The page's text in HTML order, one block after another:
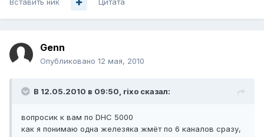
Вставить ник Цитата
Genn
Опубликовано 12 мая, 2010
В 12.05.2010 в 09:50, rixo сказал:
вопросик к вам по DHC 5000
как я понимаю одна железяка жмёт по 6 каналов сразу,